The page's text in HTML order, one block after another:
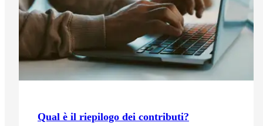
Qual è il riepilogo dei contributi?